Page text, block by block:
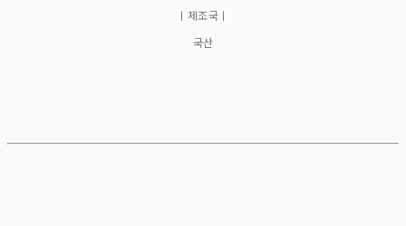
ㅣ제조국ㅣ
국산